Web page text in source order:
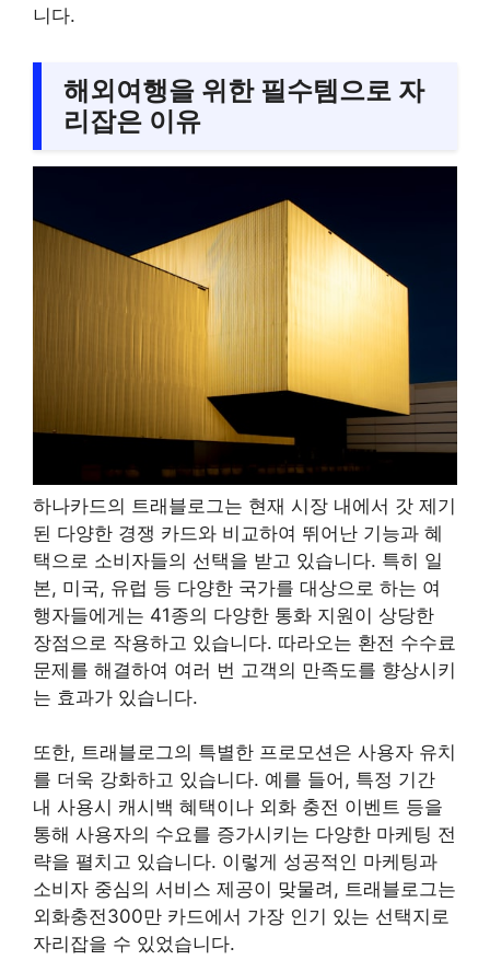
니다.
해외여행을 위한 필수템으로 자
리잡은 이유
하나카드의 트래블로그는 현재 시장 내에서 갓 제기
된 다양한 경쟁 카드와 비교하여 뛰어난 기능과 혜
택으로 소비자들의 선택을 받고 있습니다. 특히 일
본, 미국, 유럽 등 다양한 국가를 대상으로 하는 여
행자들에게는 41종의 다양한 통화 지원이 상당한
장점으로 작용하고 있습니다. 따라오는 환전 수수료
문제를 해결하여 여러 번 고객의 만족도를 향상시키
는 효과가 있습니다.
또한, 트래블로그의 특별한 프로모션은 사용자 유치
를 더욱 강화하고 있습니다. 예를 들어, 특정 기간
내 사용시 캐시백 혜택이나 외화 충전 이벤트 등을
통해 사용자의 수요를 증가시키는 다양한 마케팅 전
략을 펼치고 있습니다. 이렇게 성공적인 마케팅과
소비자 중심의 서비스 제공이 맞물려, 트래블로그는
외화충전300만 카드에서 가장 인기 있는 선택지로
자리잡을 수 있었습니다.